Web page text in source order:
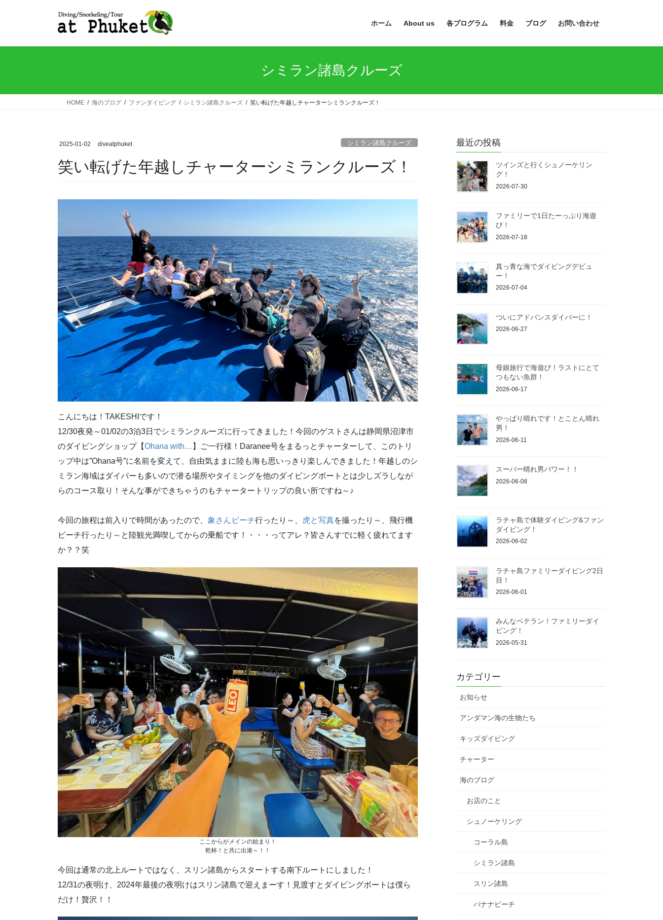
ホーム About us 各プログラム 料金 ブログ お問い合わせ
シミラン諸島クルーズ
HOME 海のブログ ファンダイビング シミラン諸島クルーズ 笑い転げた年越しチャーターシミランクルーズ！
2025-01-02 diveatphuket シミラン諸島クルーズ
笑い転げた年越しチャーターシミランクルーズ！
こんにちは！TAKESHIです！
12/30夜発～01/02の3泊3日でシミランクルーズに行ってきました！今回のゲストさんは静岡県沼津市
のダイビングショップ【Ohana with… 】ご一行様！Daranee号をまるっとチャーターして、このトリ
ップ中は”Ohana号”に名前を変えて、自由気ままに陸も海も思いっきり楽しんできました！年越しのシ
ミラン海域はダイバーも多いので潜る場所やタイミングを他のダイビングボートとは少しズラしなが
らのコース取り！そんな事ができちゃうのもチャータートリップの良い所ですね～♪
今回の旅程は前入りで時間があったので、 象さんビーチ行ったり～、 虎と写真を撮ったり～、飛行機
ビーチ行ったり～と陸観光満喫してからの乗船です！・・・ってアレ？皆さんすでに軽く疲れてます
か？？笑
ここからがメインの始まり！
乾杯！と共に出港～！！
今回は通常の北上ルートではなく、スリン諸島からスタートする南下ルートにしました！
12/31の夜明け、2024年最後の夜明けはスリン諸島で迎えまーす！見渡すとダイビングボートは僕ら
だけ！贅沢！！
最近の投稿
ツインズと行くシュノーケリン
グ！
2026-07-30
ファミリーで1日たーっぷり海遊
び！
2026-07-18
真っ青な海でダイビングデビュ
ー！
2026-07-04
ついにアドバンスダイバーに！
2026-06-27
母娘旅行で海遊び！ラストにとて
つもない魚群！
2026-06-17
やっぱり晴れです！とことん晴れ
男！
2026-06-11
スーパー晴れ男パワー！！
2026-06-08
ラチャ島で体験ダイビング&ファン
ダイビング！
2026-06-02
ラチャ島ファミリーダイビング2日
目！
2026-06-01
みんなベテラン！ファミリーダイ
ビング！
2026-05-31
カテゴリー
お知らせ
アンダマン海の生物たち
キッズダイビング
チャーター
海のブログ
お店のこと
シュノーケリング
コーラル島
シミラン諸島
スリン諸島
バナナビーチ